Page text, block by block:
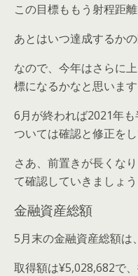
この目標ももう射程距離
あとはいつ達成するかの
なので、今年はさらに
標になるかなと思います
6月が終われば2021年
ついては確認と修正を
さあ、前置きが長くな
て確認していきましょう
金融資産総額
5月末の金融資産総額は
取得額は¥5,028,682で